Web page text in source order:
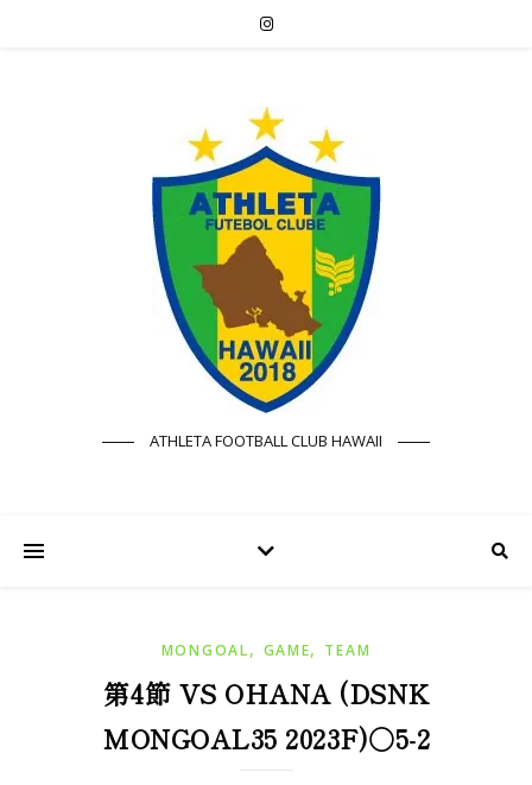
ATHLETA FOOTBALL CLUB HAWAII
MONGOAL, GAME, TEAM
第4節 VS OHANA (DSNK
MONGOAL35 2023F)○5-2